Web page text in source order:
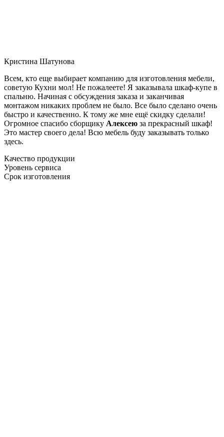
Кристина Шатунова
Всем, кто еще выбирает компанию для изготовления мебели,
советую Кухни мол! Не пожалеете! Я заказывала шкаф-купе в
спальню. Начиная с обсуждения заказа и заканчивая
монтажом никаких проблем не было. Все было сделано очень
быстро и качественно. К тому же мне ещё скидку сделали!
Огромное спасибо сборщику Алексею за прекрасный шкаф!
Это мастер своего дела! Всю мебель буду заказывать только
здесь.
Качество продукции
Уровень сервиса
Срок изготовления